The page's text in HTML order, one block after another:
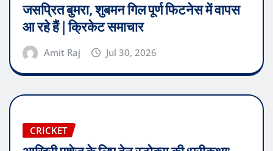
जसप्रित बुमरा, शुबमन गिल पूर्ण फिटनेस में वापस
आ रहे हैं | क्रिकेट समाचार
Amit Raj Jul 30, 2026
CRICKET